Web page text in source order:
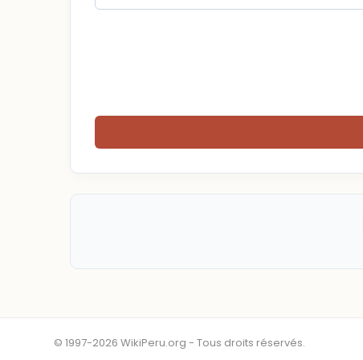
© 1997-2026 WikiPeru.org - Tous droits réservés.